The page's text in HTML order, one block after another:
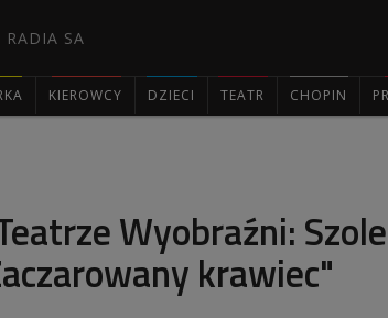
RADIA SA
KIEROWCY DZIECI TEATR CHOPIN
Wyobraźni:
krawiec"